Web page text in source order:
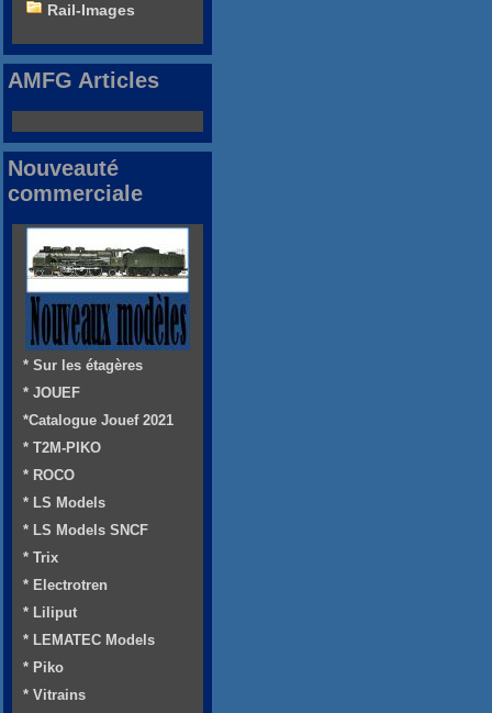
Rail-Images
AMFG Articles
Nouveauté
commerciale
* Sur les étagères
* JOUEF
*Catalogue Jouef 2021
* T2M-PIKO
* ROCO
* LS Models
* LS Models SNCF
* Trix
* Electrotren
* Liliput
* LEMATEC Models
* Piko
* Vitrains